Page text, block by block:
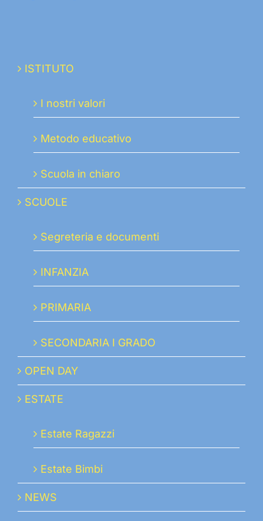
ISTITUTO
I nostri valori
Metodo educativo
Scuola in chiaro
SCUOLE
Segreteria e documenti
INFANZIA
PRIMARIA
SECONDARIA I GRADO
OPEN DAY
ESTATE
Estate Ragazzi
Estate Bimbi
NEWS